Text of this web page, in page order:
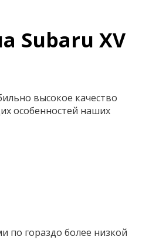
Subaru XV
высокое качество
особенностей наших
по гораздо более низкой